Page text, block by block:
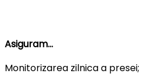
Asiguram…
Monitorizarea zilnica a presei;